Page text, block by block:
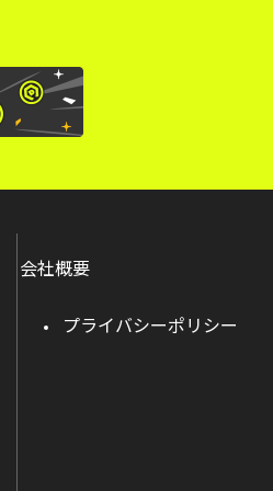
会社概要
プライバシーポリシー